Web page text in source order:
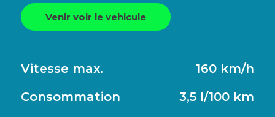
Venir voir le vehicule
Vitesse max.
160 km/h
Consommation
3,5 l/100 km